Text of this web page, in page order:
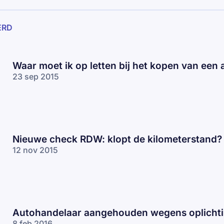
Waar moet ik op letten bij het kopen van een
23 sep 2015
Nieuwe check RDW: klopt de kilometerstand?
12 nov 2015
Autohandelaar aangehouden wegens